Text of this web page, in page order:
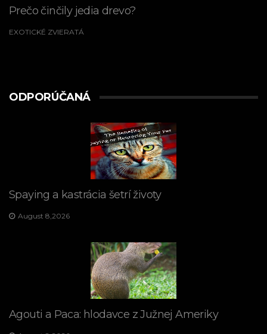
Prečo činčily jedia drevo?
EXOTICKÉ ZVIERATÁ
ODPORÚČANÁ
Spaying a kastrácia šetrí životy
August 8,2026
Agouti a Paca: hlodavce z Južnej Ameriky